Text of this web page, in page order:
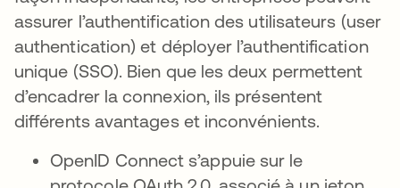
assurer l’authentification des utilisateurs (user
authentication) et déployer l’authentification
unique (SSO). Bien que les deux permettent
d’encadrer la connexion, ils présentent
différents avantages et inconvénients.
OpenID Connect s’appuie sur le